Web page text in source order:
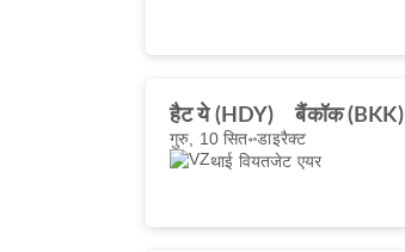
हैट ये (HDY) बैंकॉक (BKK)
गुरु, 10 सित॰डाइरैक्ट
थाई वियतजेट एयर